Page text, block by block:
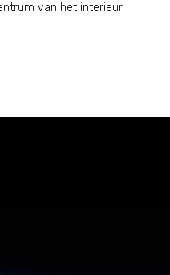
van het interieur.